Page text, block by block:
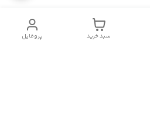
پروفایل سبد خرید